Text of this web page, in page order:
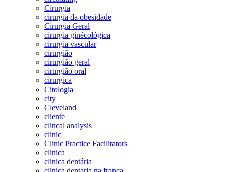
Cirurgia
cirurgia da obesidade
Cirurgia Geral
cirurgia ginécológica
cirurgia vascular
cirurgião
cirurgião geral
cirurgião oral
cirurgica
Citologia
city
Cleveland
cliente
clincal analysis
clinic
Clinic Practice Facilitators
clinica
clinica dentária